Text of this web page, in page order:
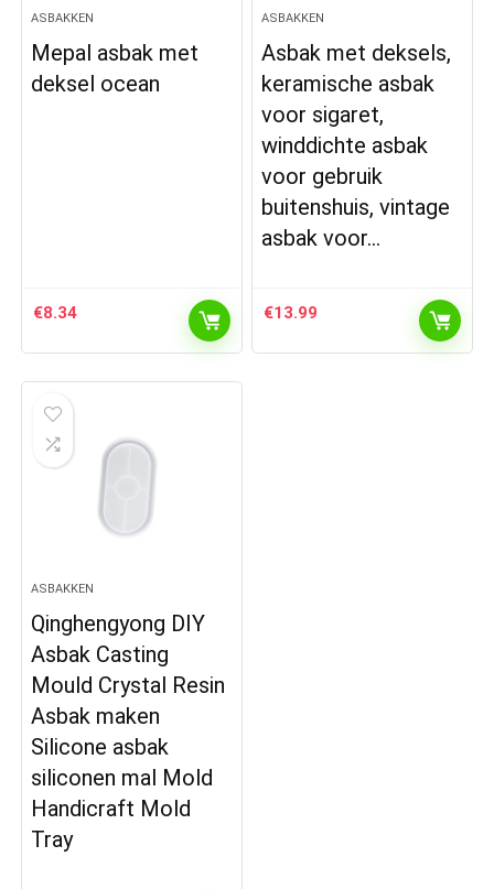
ASBAKKEN
Mepal asbak met
deksel ocean
€8.34
ASBAKKEN
Asbak met deksels,
keramische asbak
voor sigaret,
winddichte asbak
voor gebruik
buitenshuis, vintage
asbak voor…
€13.99
ASBAKKEN
Qinghengyong DIY
Asbak Casting
Mould Crystal Resin
Asbak maken
Silicone asbak
siliconen mal Mold
Handicraft Mold
Tray